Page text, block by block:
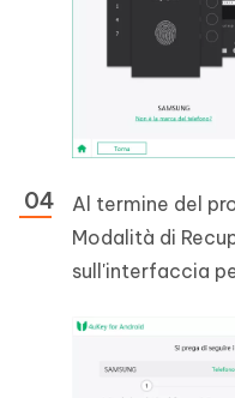
Al termine del
Modalità di
sull'interfaccia